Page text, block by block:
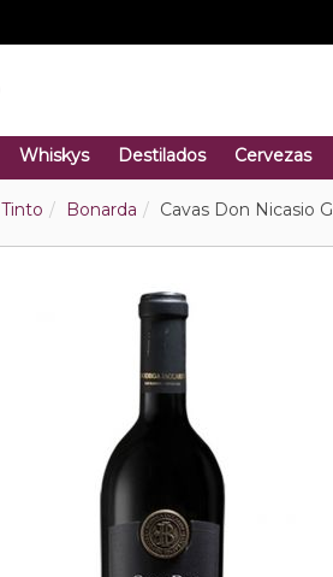
Whiskys Destilados Cervezas
Tinto Bonarda Cavas Don Nicasio